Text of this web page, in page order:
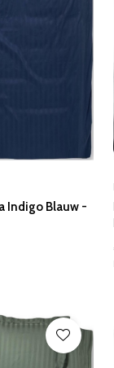
Indigo Blauw -